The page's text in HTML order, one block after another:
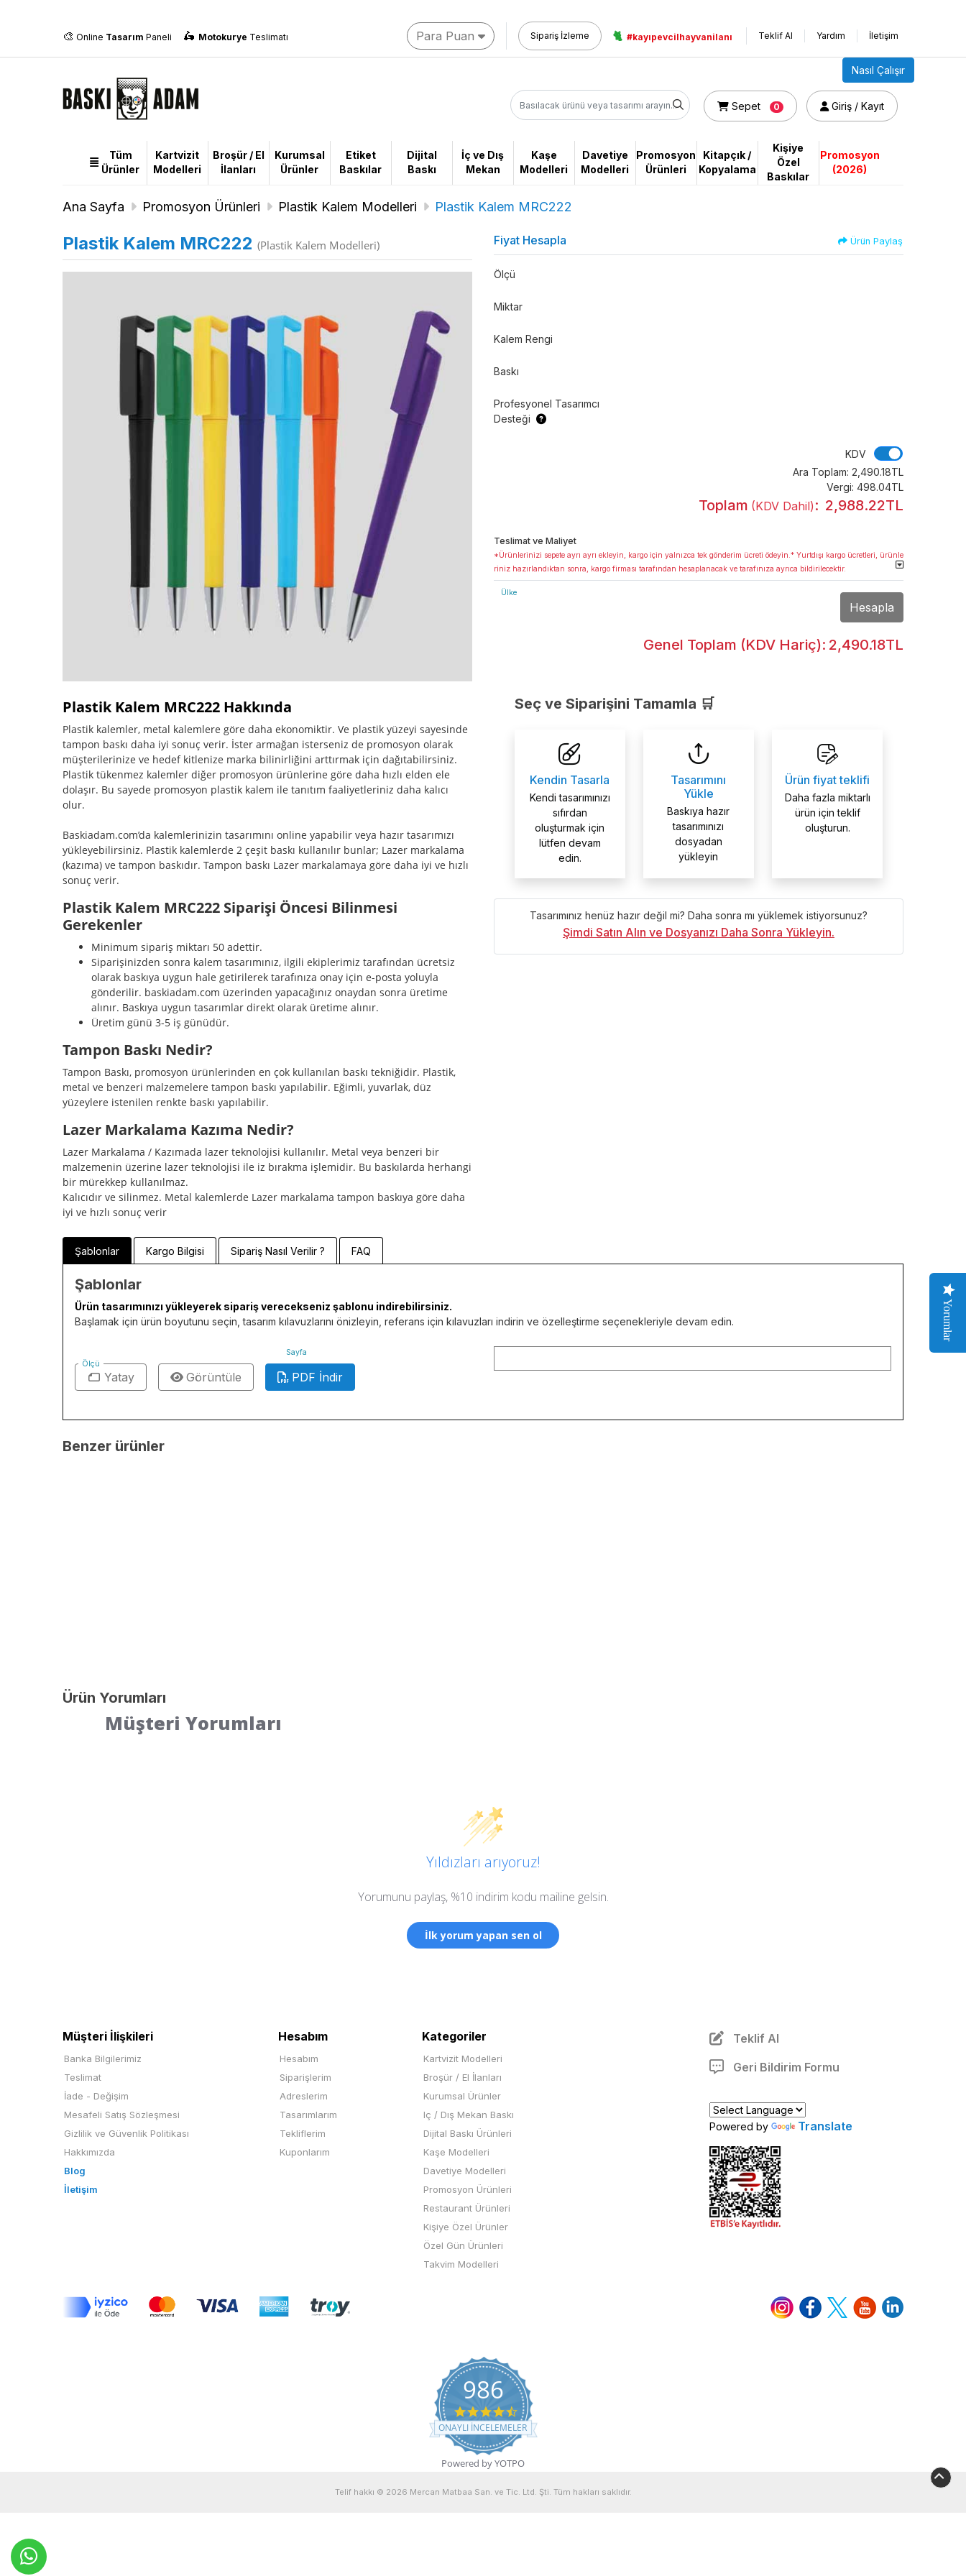
🎨 Online Tasarım Paneli 🛵 Motokurye Teslimatı Para Puan Sipariş İzleme 🐈 #kayıpevcilhayvanilanı Teklif Al Yardım İletişim
Nasıl Çalışır
Giriş / Kayıt
Giriş / Kayıt
Sepet
Sepet 0
Tüm
Ürünler
Tüm
Ürünler
Kartvizit
Modelleri
Broşür / El
İlanları
Kurumsal
Ürünler
Etiket
Baskılar
Dijital
Baskı
İç ve Dış
Mekan
Kaşe
Modelleri
Davetiye
Modelleri
Promosyon
Ürünleri
Kitapçık /
Kopyalama
Kişiye
Özel
Baskılar
Promosyon
(2026)
Ana Sayfa Promosyon Ürünleri Plastik Kalem Modelleri Plastik Kalem MRC222
Plastik Kalem MRC222 (Plastik Kalem Modelleri)
Plastik Kalem MRC222 Hakkında
Plastik kalemler, metal kalemlere göre daha ekonomiktir. Ve plastik yüzeyi sayesinde
tampon baskı daha iyi sonuç verir. İster armağan isterseniz de promosyon olarak
müşterilerinize ve hedef kitlenize marka bilinirliğini arttırmak için dağıtabilirsiniz.
Plastik tükenmez kalemler diğer promosyon ürünlerine göre daha hızlı elden ele
dolaşır. Bu sayede promosyon plastik kalem ile tanıtım faaliyetleriniz daha kalıcı
olur.
Baskiadam.com’da kalemlerinizin tasarımını online yapabilir veya hazır tasarımızı
yükleyebilirsiniz. Plastik kalemlerde 2 çeşit baskı kullanılır bunlar; Lazer markalama
(kazıma) ve tampon baskıdır. Tampon baskı Lazer markalamaya göre daha iyi ve hızlı
sonuç verir.
Plastik Kalem MRC222 Siparişi Öncesi Bilinmesi
Gerekenler
Minimum sipariş miktarı 50 adettir.
Siparişinizden sonra kalem tasarımınız, ilgili ekiplerimiz tarafından ücretsiz
olarak baskıya uygun hale getirilerek tarafınıza onay için e-posta yoluyla
gönderilir. baskiadam.com üzerinden yapacağınız onaydan sonra üretime
alınır. Baskıya uygun tasarımlar direkt olarak üretime alınır.
Üretim günü 3-5 iş günüdür.
Tampon Baskı Nedir?
Tampon Baskı, promosyon ürünlerinden en çok kullanılan baskı tekniğidir. Plastik,
metal ve benzeri malzemelere tampon baskı yapılabilir. Eğimli, yuvarlak, düz
yüzeylere istenilen renkte baskı yapılabilir.
Lazer Markalama Kazıma Nedir?
Lazer Markalama / Kazımada lazer teknolojisi kullanılır. Metal veya benzeri bir
malzemenin üzerine lazer teknolojisi ile iz bırakma işlemidir. Bu baskılarda herhangi
bir mürekkep kullanılmaz.
Kalıcıdır ve silinmez. Metal kalemlerde Lazer markalama tampon baskıya göre daha
iyi ve hızlı sonuç verir
Fiyat Hesapla Ürün Paylaş
Ölçü
Miktar
Kalem Rengi
Baskı
Profesyonel Tasarımcı
Desteği
KDV
Ara Toplam: 2,490.18TL
Vergi: 498.04TL
Toplam (KDV Dahil) : 2,988.22TL
Teslimat ve Maliyet
*Ürünlerinizi sepete ayrı ayrı ekleyin, kargo için yalnızca tek gönderim ücreti ödeyin.* Yurtdışı kargo ücretleri, ürünle
riniz hazırlandıktan sonra, kargo firması tarafından hesaplanacak ve tarafınıza ayrıca bildirilecektir.
Ülke
Hesapla
Genel Toplam (KDV Hariç): 2,490.18TL
Seç ve Siparişini Tamamla 🛒
Kendin Tasarla
Kendi tasarımınızı
sıfırdan
oluşturmak için
lütfen devam
edin.
Tasarımını
Yükle
Baskıya hazır
tasarımınızı
dosyadan
yükleyin
Ürün fiyat teklifi
Daha fazla miktarlı
ürün için teklif
oluşturun.
Tasarımınız henüz hazır değil mi? Daha sonra mı yüklemek istiyorsunuz?
Şimdi Satın Alın ve Dosyanızı Daha Sonra Yükleyin.
Şablonlar Kargo Bilgisi Sipariş Nasıl Verilir ? FAQ
Şablonlar
Ürün tasarımınızı yükleyerek sipariş verecekseniz şablonu indirebilirsiniz.
Başlamak için ürün boyutunu seçin, tasarım kılavuzlarını önizleyin, referans için kılavuzları indirin ve özelleştirme seçenekleriyle devam edin.
Ölçü
Sayfa
Yatay Görüntüle PDF İndir
Benzer ürünler
Ürün Yorumları
Müşteri Yorumları
Yıldızları arıyoruz!
Yorumunu paylaş, %10 indirim kodu mailine gelsin.
İlk yorum yapan sen ol
Müşteri İlişkileri
Banka Bilgilerimiz
Teslimat
İade - Değişim
Mesafeli Satış Sözleşmesi
Gizlilik ve Güvenlik Politikası
Hakkımızda
Blog
İletişim
Hesabım
Hesabım
Siparişlerim
Adreslerim
Tasarımlarım
Tekliflerim
Kuponlarım
Kategoriler
Kartvizit Modelleri
Broşür / El İlanları
Kurumsal Ürünler
Iç / Dış Mekan Baskı
Dijital Baskı Ürünleri
Kaşe Modelleri
Davetiye Modelleri
Promosyon Ürünleri
Restaurant Ürünleri
Kişiye Özel Ürünler
Özel Gün Ürünleri
Takvim Modelleri
Teklif Al
Geri Bildirim Formu
Powered by Translate
986
4.7 star rating
ONAYLI INCELEMELER
Powered by YOTPO
Telif hakkı © 2026 Mercan Matbaa San. ve Tic. Ltd. Şti. Tüm hakları saklıdır.
Yorumlar